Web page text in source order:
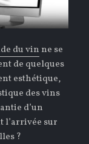
du vin ne se
de quelques
esthétique,
des vins
d’un
l’arrivée sur
?